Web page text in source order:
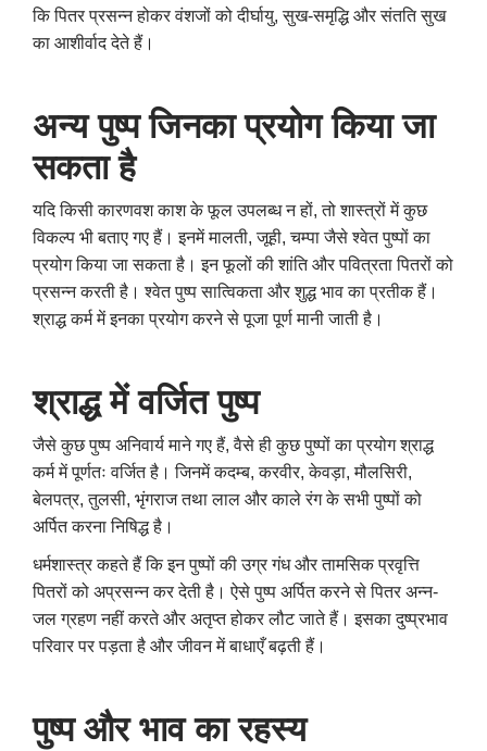
कि पितर प्रसन्न होकर वंशजों को दीर्घायु, सुख-समृद्धि और संतति सुख
का आशीर्वाद देते हैं।
अन्य पुष्प जिनका प्रयोग किया जा
सकता है
यदि किसी कारणवश काश के फूल उपलब्ध न हों, तो शास्त्रों में कुछ
विकल्प भी बताए गए हैं। इनमें मालती, जूही, चम्पा जैसे श्वेत पुष्पों का
प्रयोग किया जा सकता है। इन फूलों की शांति और पवित्रता पितरों को
प्रसन्न करती है। श्वेत पुष्प सात्विकता और शुद्ध भाव का प्रतीक हैं।
श्राद्ध कर्म में इनका प्रयोग करने से पूजा पूर्ण मानी जाती है।
श्राद्ध में वर्जित पुष्प
जैसे कुछ पुष्प अनिवार्य माने गए हैं, वैसे ही कुछ पुष्पों का प्रयोग श्राद्ध
कर्म में पूर्णतः वर्जित है। जिनमें कदम्ब, करवीर, केवड़ा, मौलसिरी,
बेलपत्र, तुलसी, भृंगराज तथा लाल और काले रंग के सभी पुष्पों को
अर्पित करना निषिद्ध है।
धर्मशास्त्र कहते हैं कि इन पुष्पों की उग्र गंध और तामसिक प्रवृत्ति
पितरों को अप्रसन्न कर देती है। ऐसे पुष्प अर्पित करने से पितर अन्न-
जल ग्रहण नहीं करते और अतृप्त होकर लौट जाते हैं। इसका दुष्प्रभाव
परिवार पर पड़ता है और जीवन में बाधाएँ बढ़ती हैं।
पुष्प और भाव का रहस्य